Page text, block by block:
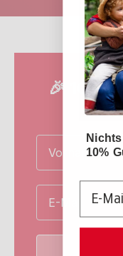
🎉 10%
Name
Email
10%